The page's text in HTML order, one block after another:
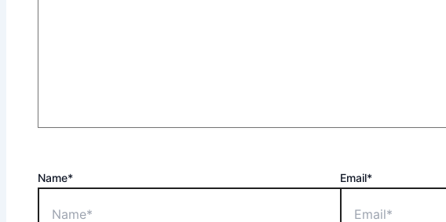
Name* Email*